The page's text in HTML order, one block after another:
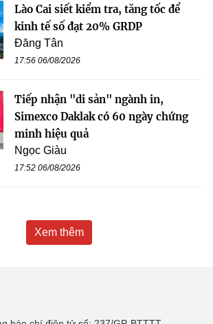
Lào Cai siết kiểm tra, tăng tốc để
kinh tế số đạt 20% GRDP
Đăng Tân
17:56 06/08/2026
Tiếp nhận "di sản" ngành in,
Simexco Daklak có 60 ngày chứng
minh hiệu quả
Ngọc Giàu
17:52 06/08/2026
Xem thêm